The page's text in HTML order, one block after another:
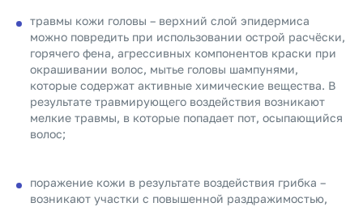
травмы кожи головы – верхний слой эпидермиса
можно повредить при использовании острой расчёски,
горячего фена, агрессивных компонентов краски при
окрашивании волос, мытье головы шампунями,
которые содержат активные химические вещества. В
результате травмирующего воздействия возникают
мелкие травмы, в которые попадает пот, осыпающийся
волос;
поражение кожи в результате воздействия грибка –
возникают участки с повышенной раздражимостью,